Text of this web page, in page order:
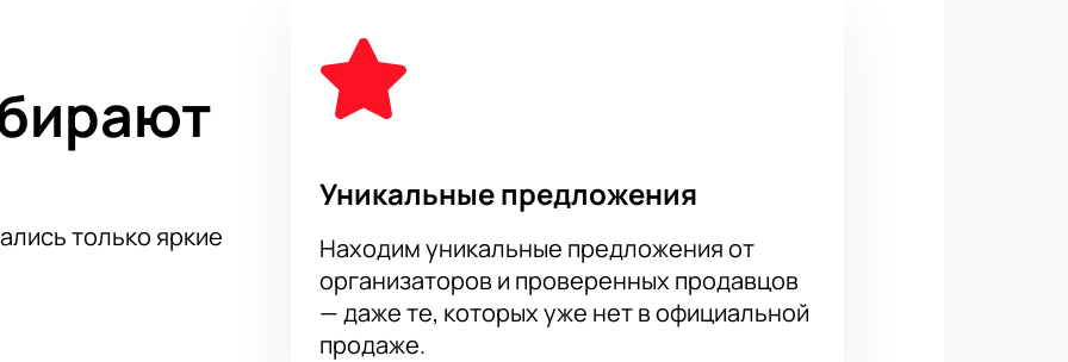
только яркие
Уникальные предложения
Находим уникальные предложения от
организаторов и проверенных продавцов
— даже те, которых уже нет в официальной
продаже.